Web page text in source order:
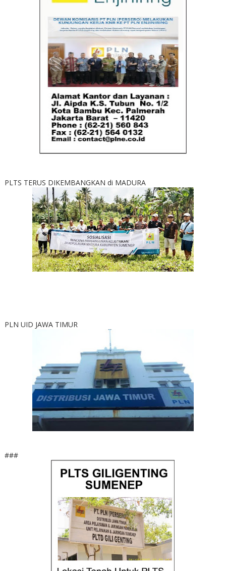
PLTS TERUS DIKEMBANGKAN di MADURA
PLN UID JAWA TIMUR
###